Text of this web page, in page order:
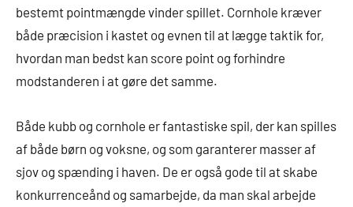
bestemt pointmængde vinder spillet. Cornhole kræver
både præcision i kastet og evnen til at lægge taktik for,
hvordan man bedst kan score point og forhindre
modstanderen i at gøre det samme.
Både kubb og cornhole er fantastiske spil, der kan spilles
af både børn og voksne, og som garanterer masser af
sjov og spænding i haven. De er også gode til at skabe
konkurrenceånd og samarbejde, da man skal arbejde